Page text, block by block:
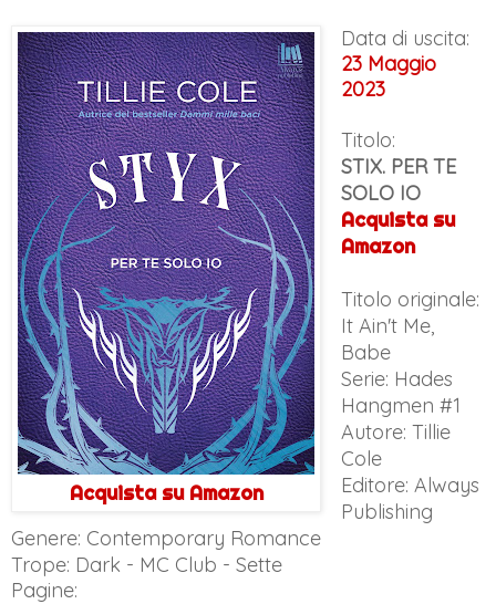
Data di uscita:
Acquista su Amazon
23 Maggio
2023
Titolo:
STIX. PER TE
SOLO IO
Acquista su
Amazon
Titolo originale:
It Ain't Me,
Babe
Serie: Hades
Hangmen #1
Autore: Tillie
Cole
Editore: Always
Publishing
Genere: Contemporary Romance
Trope: Dark - MC Club - Sette
Pagine: